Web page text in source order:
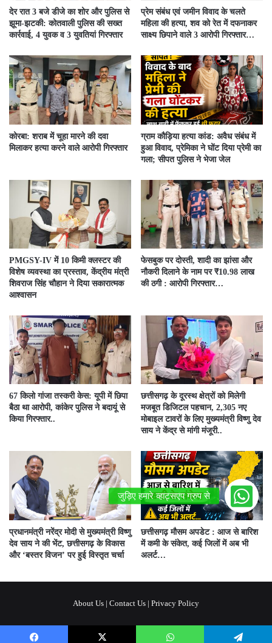
देर रात 3 बजे डीजे का शोर और पुलिस से
झूमा-झटकी: कोतवाली पुलिस की सख्त
कार्रवाई, 4 युवक व 3 युवतियां गिरफ्तार
प्रेम संबंध एवं जमीन विवाद के चलते
महिला की हत्या, शव को रेत में दफनाकर
साक्ष्य छिपाने वाले 3 आरोपी गिरफ्तार…
कोरबा: शराब में चूहा मारने की दवा
मिलाकर हत्या करने वाले आरोपी गिरफ्तार
ग्राम कौड़िया हत्या कांड: अवैध संबंध में
हुआ विवाद, प्रेमिका ने घोंट दिया प्रेमी का
गला; सीपत पुलिस ने भेजा जेल
PMGSY-IV में 10 किमी क्लस्टर की
विशेष व्यवस्था का प्रस्ताव, केंद्रीय मंत्री
शिवराज सिंह चौहान ने दिया सकारात्मक
आश्वासन
फेसबुक पर दोस्ती, शादी का झांसा और
नौकरी दिलाने के नाम पर ₹10.98 लाख
की ठगी : आरोपी गिरफ्तार…
67 किलो गांजा तस्करी केस: यूपी में छिपा
बैठा था आरोपी, कांकेर पुलिस ने बदायूं से
किया गिरफ्तार..
छत्तीसगढ़ के दूरस्थ क्षेत्रों को मिलेगी
मजबूत डिजिटल पहचान, 2,305 नए
मोबाइल टावरों के लिए मुख्यमंत्री विष्णु देव
साय ने केंद्र से मांगी मंजूरी..
प्रधानमंत्री नरेंद्र मोदी से मुख्यमंत्री विष्णु
देव साय ने की भेंट, छत्तीसगढ़ के विकास
और ‘बस्तर विजन’ पर हुई विस्तृत चर्चा
छत्तीसगढ़ मौसम अपडेट : आज से बारिश
में कमी के संकेत, कई जिलों में अब भी
अलर्ट…
About Us | Contact Us | Privacy Policy